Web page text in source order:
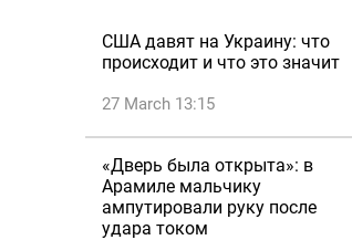
США давят на Украину: что
происходит и что это значит
27 March 13:15
«Дверь была открыта»: в
Арамиле мальчику
ампутировали руку после
удара током